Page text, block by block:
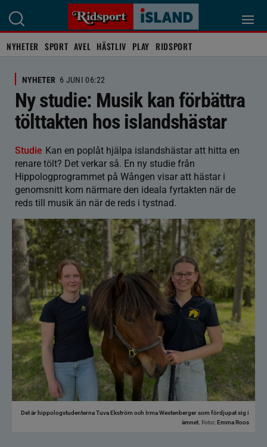
NYHETER SPORT AVEL HÄSTLIV PLAY RIDSPORT
NYHETER 6 JUNI 06:22
Ny studie: Musik kan förbättra
tölttakten hos islandshästar
Studie Kan en poplåt hjälpa islandshästar att hitta en
renare tölt? Det verkar så. En ny studie från
Hippologprogrammet på Wången visar att hästar i
genomsnitt kom närmare den ideala fyrtakten när de
reds till musik än när de reds i tystnad.
Det är hippologstudenterna Tuva Ekström och Irma Westenberger som fördjupat sig i
ämnet. Foto: Emma Roos